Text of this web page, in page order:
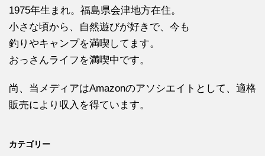
1975年生まれ。福島県会津地方在住。
小さな頃から、自然遊びが好きで、今も
釣りやキャンプを満喫してます。
おっさんライフを満喫中です。
尚、当メディアはAmazonのアソシエイトとして、適格
販売により収入を得ています。
カテゴリー